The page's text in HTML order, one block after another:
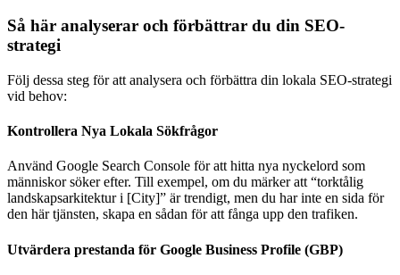
Så här analyserar och förbättrar du din SEO-
strategi
Följ dessa steg för att analysera och förbättra din lokala SEO-strategi
vid behov:
Kontrollera Nya Lokala Sökfrågor
Använd Google Search Console för att hitta nya nyckelord som
människor söker efter. Till exempel, om du märker att “torktålig
landskapsarkitektur i [City]” är trendigt, men du har inte en sida för
den här tjänsten, skapa en sådan för att fånga upp den trafiken.
Utvärdera prestanda för Google Business Profile (GBP)